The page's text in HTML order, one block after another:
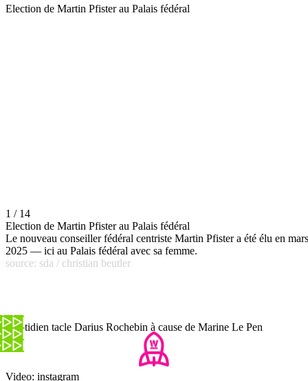
Election de Martin Pfister au Palais fédéral
1 / 14
Election de Martin Pfister au Palais fédéral
Le nouveau conseiller fédéral centriste Martin Pfister a été élu en mars
2025 — ici au Palais fédéral avec sa femme.
source: sda / christian beutler
Quotidien tacle Darius Rochebin à cause de Marine Le Pen
Video: instagram